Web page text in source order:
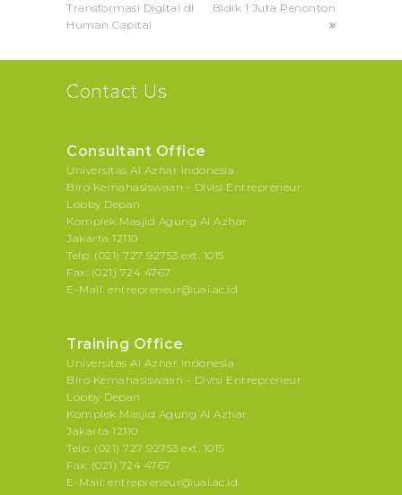
Transformasi Digital di
Human Capital
Bidik 1 Juta Penonton
Contact Us
Consultant Office
Universitas Al Azhar Indonesia
Biro Kemahasiswaan - Divisi Entrepreneur
Lobby Depan
Komplek Masjid Agung Al Azhar
Jakarta 12110
Telp: (021) 727 92753 ext. 1015
Fax: (021) 724 4767
E-Mail: entrepreneur@uai.ac.id
Training Office
Universitas Al Azhar Indonesia
Biro Kemahasiswaan - Divisi Entrepreneur
Lobby Depan
Komplek Masjid Agung Al Azhar
Jakarta 12110
Telp: (021) 727 92753 ext. 1015
Fax: (021) 724 4767
E-Mail: entrepreneur@uai.ac.id